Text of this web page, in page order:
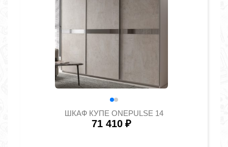
ШКАФ КУПЕ ONEPULSE 14
71 410 ₽